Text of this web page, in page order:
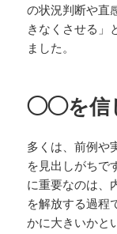
の状況判断や直
きなくさせる」
ました。
◯◯を信
多くは、前例や
を見出しがちで
に重要なのは、
を解放する過程
かに大きいかと